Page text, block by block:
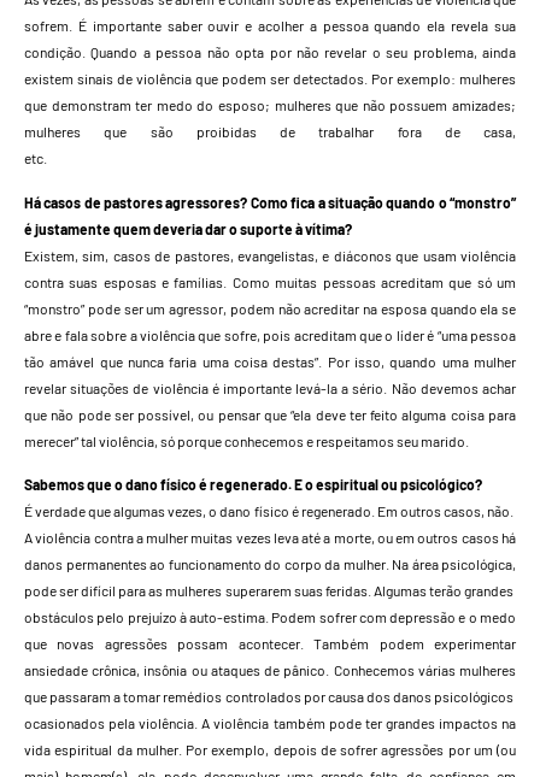
sofrem. É importante saber ouvir e acolher a pessoa quando ela revela sua
condição. Quando a pessoa não opta por não revelar o seu problema, ainda
existem sinais de violência que podem ser detectados. Por exemplo: mulheres
que demonstram ter medo do esposo; mulheres que não possuem amizades;
mulheres que são proibidas de trabalhar fora de casa,
etc.
Há casos de pastores agressores? Como fica a situação quando o “monstro”
é justamente quem deveria dar o suporte à vítima?
Existem, sim, casos de pastores, evangelistas, e diáconos que usam violência
contra suas esposas e famílias. Como muitas pessoas acreditam que só um
“monstro” pode ser um agressor, podem não acreditar na esposa quando ela se
abre e fala sobre a violência que sofre, pois acreditam que o líder é “uma pessoa
tão amável que nunca faria uma coisa destas”. Por isso, quando uma mulher
revelar situações de violência é importante levá-la a sério. Não devemos achar
que não pode ser possível, ou pensar que “ela deve ter feito alguma coisa para
merecer” tal violência, só porque conhecemos e respeitamos seu marido.
Sabemos que o dano físico é regenerado. E o espiritual ou psicológico?
É verdade que algumas vezes, o dano físico é regenerado. Em outros casos, não.
A violência contra a mulher muitas vezes leva até a morte, ou em outros casos há
danos permanentes ao funcionamento do corpo da mulher. Na área psicológica,
pode ser difícil para as mulheres superarem suas feridas. Algumas terão grandes
obstáculos pelo prejuízo à auto-estima. Podem sofrer com depressão e o medo
que novas agressões possam acontecer. Também podem experimentar
ansiedade crônica, insônia ou ataques de pânico. Conhecemos várias mulheres
que passaram a tomar remédios controlados por causa dos danos psicológicos
ocasionados pela violência. A violência também pode ter grandes impactos na
vida espiritual da mulher. Por exemplo, depois de sofrer agressões por um (ou